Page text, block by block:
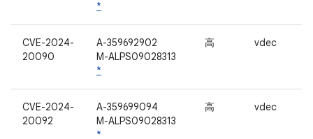
*
CVE-2024-
20090
A-359692902
M-ALPS09028313
*
高 vdec
CVE-2024-
20092
A-359699094
M-ALPS09028313
*
高 vdec